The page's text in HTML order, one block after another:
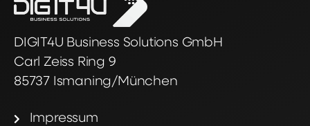
DIGIT4U Business Solutions GmbH
Carl Zeiss Ring 9
85737 Ismaning/München
Impressum